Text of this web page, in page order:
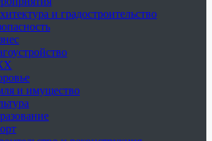
и градостроительство
и имущество